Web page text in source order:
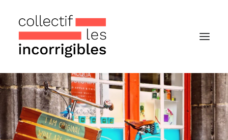
Accueil
Le collectif
Nos actualités